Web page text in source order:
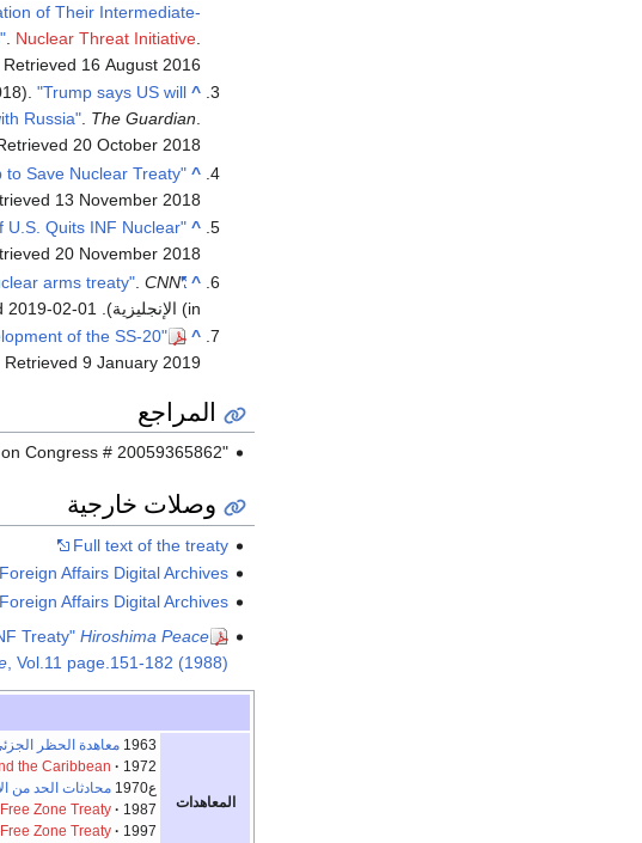
of Their Intermediate-
Nuclear Threat Initiative
. Retrieved 16 August 2016
^
"Trump says US will
Russia". The Guardian.
20 October 2018
^
to Save Nuclear Treaty
13 November 2018
^
U.S. Quits INF Nuclear
20 November 2018
^
"Pompeo announces suspension of nuclear arms treaty"
.CNN
(in الإنجليزية)
. Retrieved
2019-02-01
^
of the SS-20"
. Retrieved9 January 2019
المراجع
"A survey of American History Volume II Since 1865" By Alan Brinkley, Twelfth Edition, Library on Congress # 20059365862
وصلات خارجية
Full text of the treaty
Affairs Digital Archives
Affairs Digital Archives
Treaty" Hiroshima Peace
, Vol.11 page.151-182 (1988)
المعاهدات
1963 معاهدة الحظر
the Caribbean
1972
ع1970
محادثات الحد من
Zone Treaty
1987
Zone Treaty 1997